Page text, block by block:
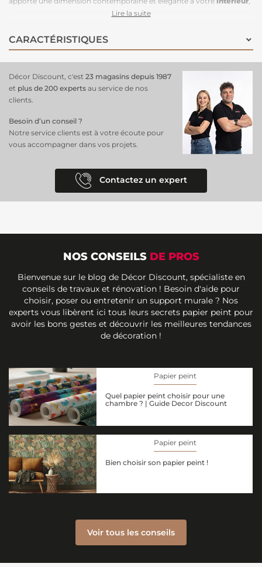
idéal pour une pièce comme le salon, la chambre ou même un
suffit d'appliquer la colle sur le mur, ce qui rend la
sans tracas. Ce matériau est solide et durable, assurant que votre
, vous ajoutez une touche de
sophistication tout en bénéficiant d'une solution pratique et
résistante pour
embellir votre habitat
Lire la suite
CARACTÉRISTIQUES
Décor Discount, c'est 23 magasins depuis 1987
et plus de 200 experts au service de nos
clients.
Besoin d’un conseil ?
Notre service clients est à votre écoute pour
vous accompagner dans vos projets.
Contactez un expert
NOS CONSEILS DE PROS
Bienvenue sur le blog de Décor Discount, spécialiste en
conseils de travaux et rénovation ! Besoin d'aide pour
choisir, poser ou entretenir un support murale ? Nos
experts vous libèrent ici tous leurs secrets papier peint pour
avoir les bons gestes et découvrir les meilleures tendances
de décoration !
Papier peint
Quel papier peint choisir pour une
chambre ? | Guide Decor Discount
Papier peint
Bien choisir son papier peint !
Voir tous les conseils